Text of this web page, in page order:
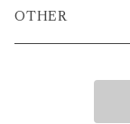
L/S T-SHIRT
STICKER
OTHER